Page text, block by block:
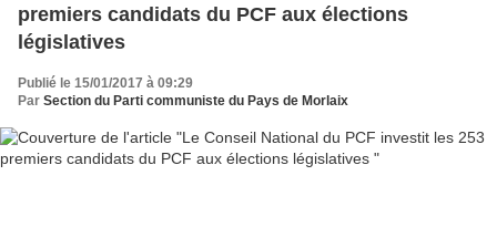
premiers candidats du PCF aux élections
législatives
Publié le 15/01/2017 à 09:29
Par Section du Parti communiste du Pays de Morlaix